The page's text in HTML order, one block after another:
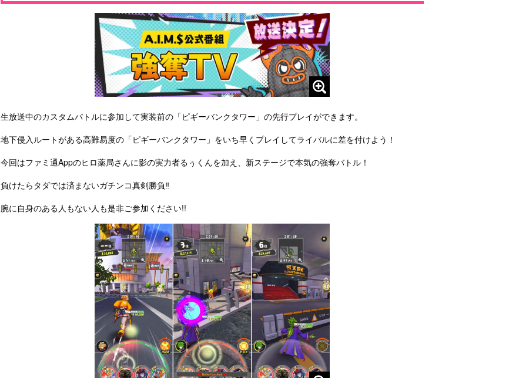
生放送中のカスタムバトルに参加して実装前の「ピギーバンクタワー」の先行プレイができます。
地下侵入ルートがある高難易度の「ピギーバンクタワー」をいち早くプレイしてライバルに差を付けよう！
今回はファミ通Appのヒロ薬局さんに影の実力者るぅくんを加え、新ステージで本気の強奪バトル！
負けたらタダでは済まないガチンコ真剣勝負‼︎
腕に自身のある人もない人も是非ご参加ください!!